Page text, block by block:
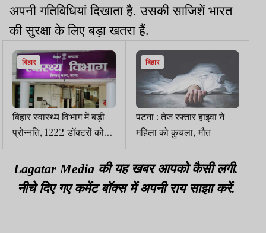
अपनी गतिविधियां दिखाता है. उसकी साजिशें भारत
की सुरक्षा के लिए बड़ा खतरा हैं.
बिहार
बिहार स्वास्थ्य विभाग में बड़ी
प्रोन्नति, 1222 डॉक्टरों को
मिलेगा ACP व DACP का
लाभ
बिहार
पटना : तेज रफ्तार हाइवा ने
महिला को कुचला, मौत
Lagatar Media की यह खबर आपको कैसी लगी.
नीचे दिए गए कमेंट बॉक्स में अपनी राय साझा करें.